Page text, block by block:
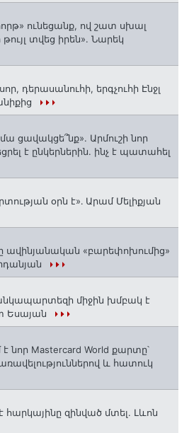
ունեցանք, ով շատ սխալ
տվեց իրեն». Նարեկ
դերասանուհի, երգչուհի Էնջլ
ցավակցե՞նք». Արմուշի նոր
է ընկերներին. ինչ է պատահել
օրն է»․ Արամ Մելիքյան
ավինյանական «բարեփոխումից»
միջին խմբակ է
Եսայան
է նոր Mastercard World քարտը՝
և հատուկ
հարկայինը զինված մտել. Լևոն